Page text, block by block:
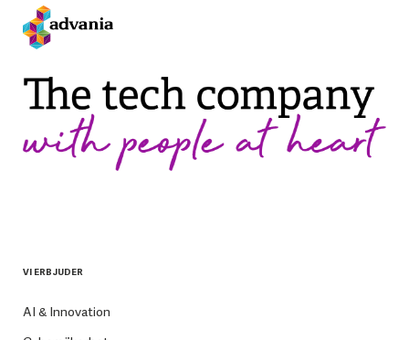
VI ERBJUDER
AI & Innovation